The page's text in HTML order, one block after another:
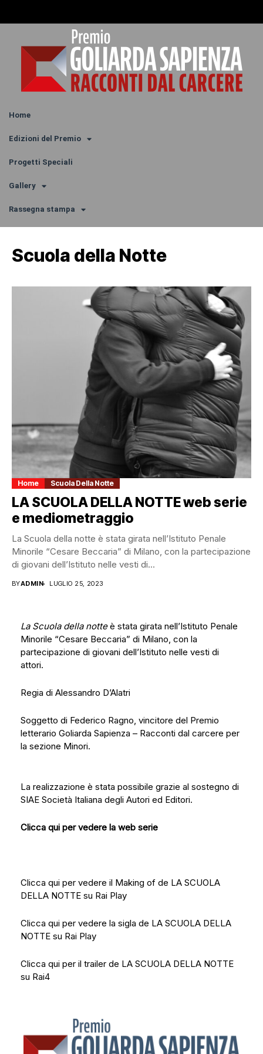
Home
Edizioni del Premio
Progetti Speciali
Gallery
Rassegna stampa
Scuola della Notte
Home Scuola Della Notte
LA SCUOLA DELLA NOTTE web serie
e mediometraggio
La Scuola della notte è stata girata nell’Istituto Penale
Minorile “Cesare Beccaria” di Milano, con la partecipazione
di giovani dell’Istituto nelle vesti di...
BYADMIN LUGLIO 25, 2023
La Scuola della notteè stata girata nell’Istituto Penale
Minorile “Cesare Beccaria” di Milano, con la
partecipazione di giovani dell’Istituto nelle vesti di
attori.
Regia di Alessandro D’Alatri
Soggetto di Federico Ragno, vincitore del Premio
letterario Goliarda Sapienza – Racconti dal carcere per
la sezione Minori.
La realizzazione è stata possibile grazie al sostegno di
SIAE Società Italiana degli Autori ed Editori.
Clicca qui per vedere la web serie
Clicca qui per vedere il Making of de LA SCUOLA
DELLA NOTTE su Rai Play
Clicca qui per vedere la sigla de LA SCUOLA DELLA
NOTTE su Rai Play
Clicca qui per il trailer de LA SCUOLA DELLA NOTTE
su Rai4